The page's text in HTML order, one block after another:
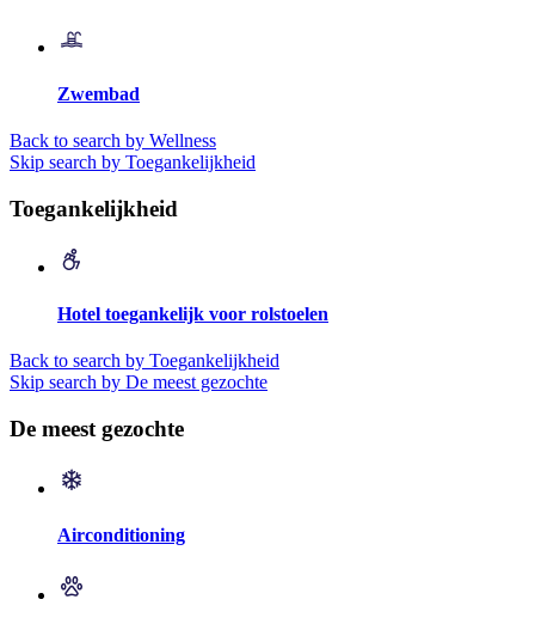
Zwembad
Back to search by Wellness
Skip search by Toegankelijkheid
Toegankelijkheid
Hotel toegankelijk voor rolstoelen
Back to search by Toegankelijkheid
Skip search by De meest gezochte
De meest gezochte
Airconditioning